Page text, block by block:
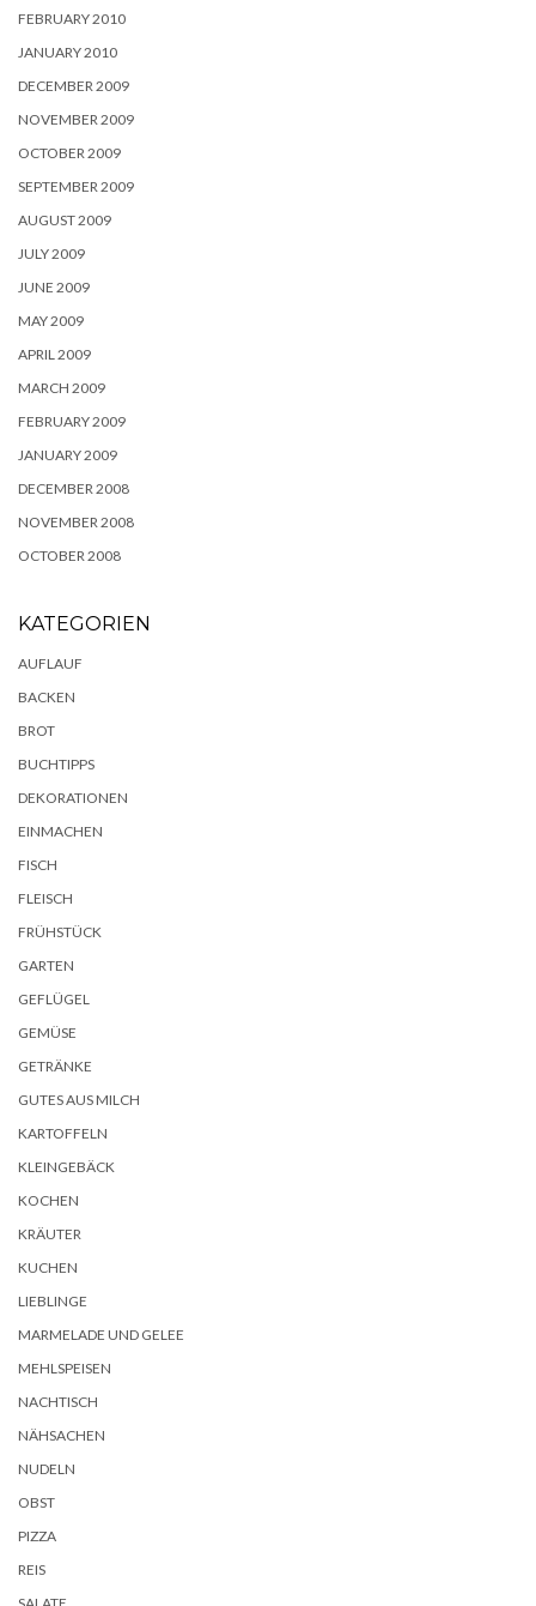
FEBRUARY 2010
JANUARY 2010
DECEMBER 2009
NOVEMBER 2009
OCTOBER 2009
SEPTEMBER 2009
AUGUST 2009
JULY 2009
JUNE 2009
MAY 2009
APRIL 2009
MARCH 2009
FEBRUARY 2009
JANUARY 2009
DECEMBER 2008
NOVEMBER 2008
OCTOBER 2008
KATEGORIEN
AUFLAUF
BACKEN
BROT
BUCHTIPPS
DEKORATIONEN
EINMACHEN
FISCH
FLEISCH
FRÜHSTÜCK
GARTEN
GEFLÜGEL
GEMÜSE
GETRÄNKE
GUTES AUS MILCH
KARTOFFELN
KLEINGEBÄCK
KOCHEN
KRÄUTER
KUCHEN
LIEBLINGE
MARMELADE UND GELEE
MEHLSPEISEN
NACHTISCH
NÄHSACHEN
NUDELN
OBST
PIZZA
REIS